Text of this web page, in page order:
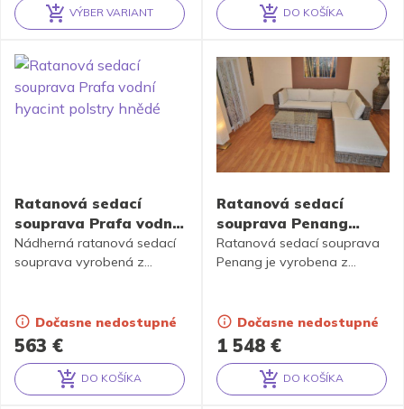
sklom, kompletnú sadu
polstrov vyrobených v
k dispozícii v 3 farbách.
VÝBER VARIANT
sadu polstrůDO KOŠÍKA
Ratanová sedací
souprava Prafa vodní
hyacint polstry hnědé
563 €
Nádherná ratanová sedací
souprava vyrobená z
vodního hyacintu.
Dočasne nedostupné
DO KOŠÍKA
Ratanová sedací
souprava Penang
ratan kubu levá
polstry béžové
1 548 €
Ratanová sedací souprava
Penang je vyrobena z
šedé barvě. Polstrování je v
barvě bílé kávy. Polstry mají
snímatené povlaky.
Dočasne nedostupné
DO KOŠÍKA